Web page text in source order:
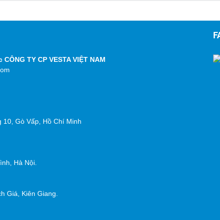
TY CP VESTA VIỆT NAM
Gò Vấp, Hồ Chí Minh
Hà Nội.
Giá, Kiên Giang.